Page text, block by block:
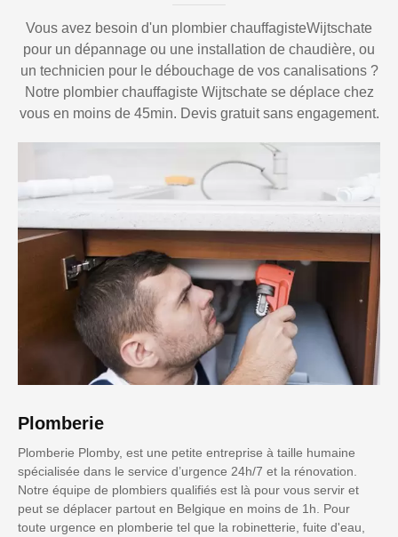
Vous avez besoin d'un plombier chauffagisteWijtschate
pour un dépannage ou une installation de chaudière, ou
un technicien pour le débouchage de vos canalisations ?
Notre plombier chauffagiste Wijtschate se déplace chez
vous en moins de 45min. Devis gratuit sans engagement.
Plomberie
Plomberie Plomby, est une petite entreprise à taille humaine
spécialisée dans le service d’urgence 24h/7 et la rénovation.
Notre équipe de plombiers qualifiés est là pour vous servir et
peut se déplacer partout en Belgique en moins de 1h. Pour
toute urgence en plomberie tel que la robinetterie, fuite d'eau,